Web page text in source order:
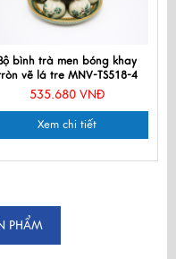
bình trà men bóng khay
vẽ lá tre MNV-TS518-4
535.680 VNĐ
Xem chi tiết
PHẨM